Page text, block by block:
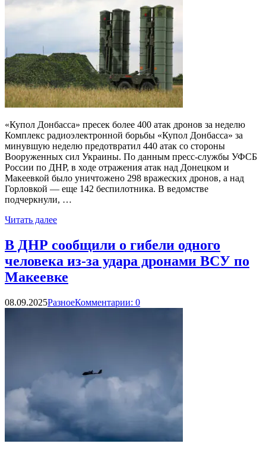
«Купол Донбасса» пресек более 400 атак дронов за неделю
Комплекс радиоэлектронной борьбы «Купол Донбасса» за
минувшую неделю предотвратил 440 атак со стороны
Вооруженных сил Украины. По данным пресс-службы УФСБ
России по ДНР, в ходе отражения атак над Донецком и
Макеевкой было уничтожено 298 вражеских дронов, а над
Горловкой — еще 142 беспилотника. В ведомстве
подчеркнули, …
Читать далее
В ДНР сообщили о гибели одного
человека из-за удара дронами ВСУ по
Макеевке
08.09.2025РазноеКомментарии: 0